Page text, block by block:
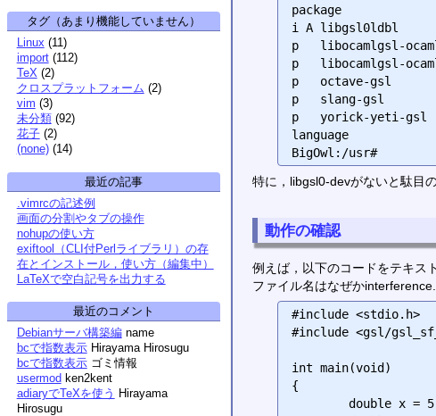
package
i A libgsl0ldbl
p   libocamlgsl-
p   libocamlgsl-
p   octave-gsl
p   slang-gsl
p   yorick-yeti-
language
BigOwl:/usr#
特に，libgsl0-devがないと駄目
動作の確認
例えば，以下のコードをテキス
ファイル名はなぜか
#include <stdio.h>
#include <gsl/
int main(void)
{
タグ（あまり機能していません）
Linux (11)
import (112)
TeX (2)
クロスプラットフォーム (2)
vim (3)
未分類 (92)
花子 (2)
(none) (14)
最近の記事
.vimrcの記述例
画面の分割やタブの操作
nohupの使い方
exiftool（CLI付Perlライブラリ）の存
在とインストール，使い方（編集中）
LaTeXで空白記号を出力する
最近のコメント
Debianサーバ構築編 name
bcで指数表示 Hirayama Hirosugu
bcで指数表示 ゴミ情報
usermod ken2kent
adiaryでTeXを使う Hirayama
Hirosugu